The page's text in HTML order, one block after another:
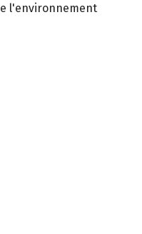
l'environnement